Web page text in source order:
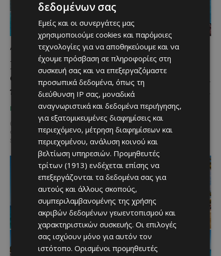
Το απόλυτο καλοκαιρινό pool party της
Κύπρου συνεχίζεται – Ζήσαμε το Wet
Glam στο City of Dreams Mediterranean
και… τα καλύτερα του Αυγούστου έρχονται
ΜΈΝΟΥΜΕ ΚΎΠΡΟ Κατερίνα Χριστοφή - August 3, 2026
@menoumekyproΤο απόλυτο καλοκαιρινό pool party συνεχίζεται
στο City of Dreams Mediterranean! Ζήσαμε από κοντά το Wet Glam –
Summer Poolside Series με τον DJ...
δεδομένων σας
Εμείς και οι συνεργάτες μας
χρησιμοποιούμε cookies και παρόμοιες
τεχνολογίες για να αποθηκεύουμε και να
έχουμε πρόσβαση σε πληροφορίες στη
συσκευή σας και να επεξεργαζόμαστε
προσωπικά δεδομένα, όπως τη
διεύθυνση IP σας, μοναδικά
αναγνωριστικά και δεδομένα περιήγησης,
για εξατομικευμένες διαφημίσεις και
περιεχόμενο, μέτρηση διαφημίσεων και
περιεχομένου, ανάλυση κοινού και
βελτίωση υπηρεσιών. Προμηθευτές
τρίτων (1913) ενδέχεται επίσης να
επεξεργάζονται τα δεδομένα σας για
αυτούς και άλλους σκοπούς,
συμπεριλαμβανομένης της χρήσης
ακριβών δεδομένων γεωεντοπισμού και
χαρακτηριστικών συσκευής. Οι επιλογές
σας ισχύουν μόνο για αυτόν τον
ιστότοπο. Ορισμένοι προμηθευτές